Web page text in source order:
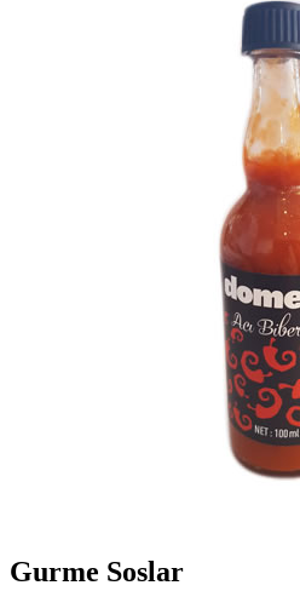
Gurme Soslar